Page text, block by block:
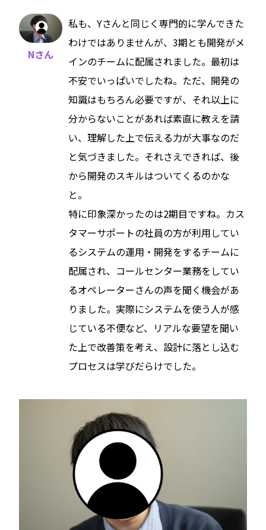
Nさん
私も、Yさんと同じく専門的に学んできた
わけではありませんが、3期とも開発がメ
インのチームに配属されました。最初は
不安でいっぱいでしたね。ただ、開発の
知識はもちろん必要ですが、それ以上に
分からないことがあれば素直に教えを請
い、理解した上で伝える力が大事なのだ
と気づきました。それさえできれば、後
から開発のスキルはついてくるのかな
と。
特に印象深かったのは2期目ですね。カス
タマーサポートの社員の方が利用してい
るシステムの運用・開発をするチームに
配属され、コールセンター業務をしてい
るオペレーターさんの声を聞く機会があ
りました。実際にシステムを使う人が感
じている不便など、リアルな要望を聞い
た上で改善策を考え、設計に落とし込む
プロセスは学びだらけでした。